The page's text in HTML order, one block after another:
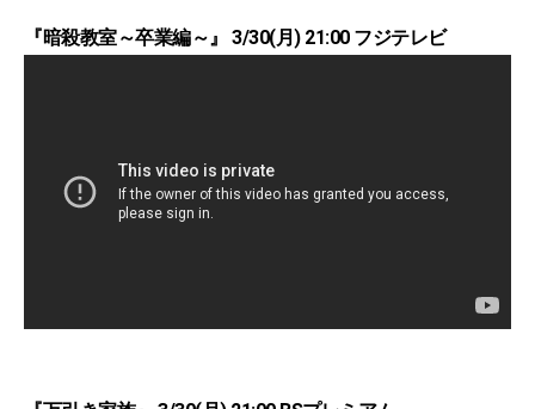
『暗殺教室～卒業編～』 3/30(月) 21:00 フジテレビ